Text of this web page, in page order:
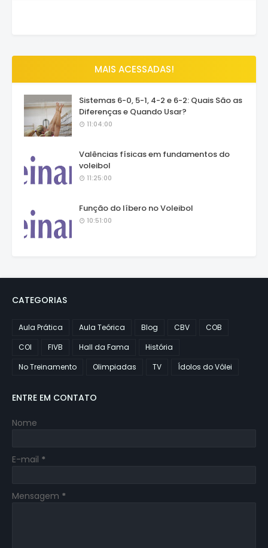
MAIS ACESSADAS!
Sistemas 6-0, 5-1, 4-2 e 6-2: Quais São as
Diferenças e Quando Usar?
11:04:00
Valências físicas em fundamentos do
voleibol
11:25:00
Função do líbero no Voleibol
10:51:00
CATEGORIAS
Aula Prática Aula Teórica Blog CBV
COB
COI
FIVB Hall da Fama
História
No Treinamento
Olimpiadas TV Ídolos do Vôlei
ENTRE EM CONTATO
Nome
E-mail *
Mensagem *